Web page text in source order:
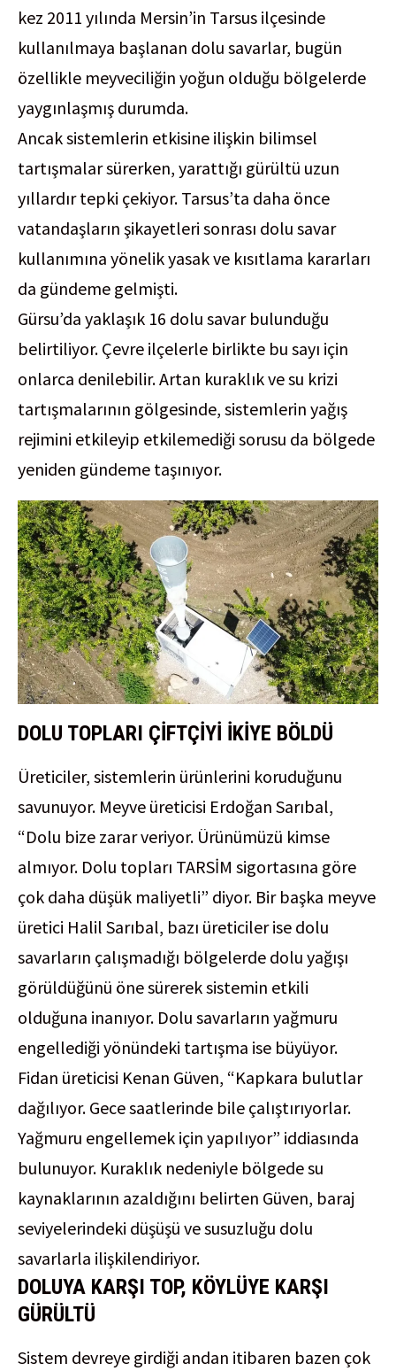
kez 2011 yılında Mersin’in Tarsus ilçesinde
kullanılmaya başlanan dolu savarlar, bugün
özellikle meyveciliğin yoğun olduğu bölgelerde
yaygınlaşmış durumda.
Ancak sistemlerin etkisine ilişkin bilimsel
tartışmalar sürerken, yarattığı gürültü uzun
yıllardır tepki çekiyor. Tarsus’ta daha önce
vatandaşların şikayetleri sonrası dolu savar
kullanımına yönelik yasak ve kısıtlama kararları
da gündeme gelmişti.
Gürsu’da yaklaşık 16 dolu savar bulunduğu
belirtiliyor. Çevre ilçelerle birlikte bu sayı için
onlarca denilebilir. Artan kuraklık ve su krizi
tartışmalarının gölgesinde, sistemlerin yağış
rejimini etkileyip etkilemediği sorusu da bölgede
yeniden gündeme taşınıyor.
DOLU TOPLARI ÇİFTÇİYİ İKİYE BÖLDÜ
Üreticiler, sistemlerin ürünlerini koruduğunu
savunuyor. Meyve üreticisi Erdoğan Sarıbal,
“Dolu bize zarar veriyor. Ürünümüzü kimse
almıyor. Dolu topları TARSİM sigortasına göre
çok daha düşük maliyetli” diyor. Bir başka meyve
üretici Halil Sarıbal, bazı üreticiler ise dolu
savarların çalışmadığı bölgelerde dolu yağışı
görüldüğünü öne sürerek sistemin etkili
olduğuna inanıyor. Dolu savarların yağmuru
engellediği yönündeki tartışma ise büyüyor.
Fidan üreticisi Kenan Güven, “Kapkara bulutlar
dağılıyor. Gece saatlerinde bile çalıştırıyorlar.
Yağmuru engellemek için yapılıyor” iddiasında
bulunuyor. Kuraklık nedeniyle bölgede su
kaynaklarının azaldığını belirten Güven, baraj
seviyelerindeki düşüşü ve susuzluğu dolu
savarlarla ilişkilendiriyor.
DOLUYA KARŞI TOP, KÖYLÜYE KARŞI
GÜRÜLTÜ
Sistem devreye girdiği andan itibaren bazen çok